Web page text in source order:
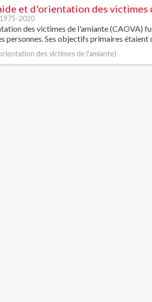
et d'orientation des victimes
1975-2020
des victimes de l'amiante (CAOVA)
personnes. Ses objectifs primaires
des victimes de l'amiante)